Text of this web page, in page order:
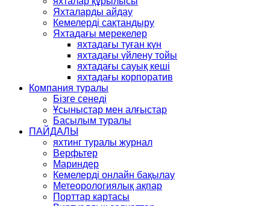
Яхталарды айдау
Кемелерді сақтандыру
Яхтадағы мерекелер
яхтадағы туған күн
яхтадағы үйлену тойы
яхтадағы сауық кеші
яхтадағы корпоратив
Компания туралы
Бізге сенеді
Ұсыныстар мен алғыстар
Басылым туралы
ПАЙДАЛЫ
яхтинг туралы журнал
Верфьтер
Мариндер
Кемелерді онлайн бақылау
Метеорологиялық ақпар
Порттар картасы